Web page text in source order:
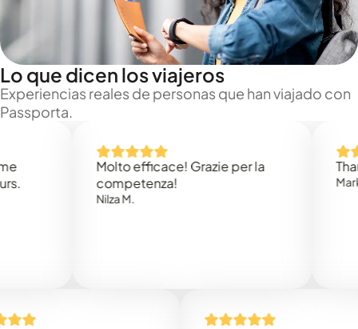
Lo que dicen los viajeros
Experiencias reales de personas que han viajado con
Passporta.
Molto efficace! Grazie per la
competenza!
Nilza M.
Thank
Mark N.